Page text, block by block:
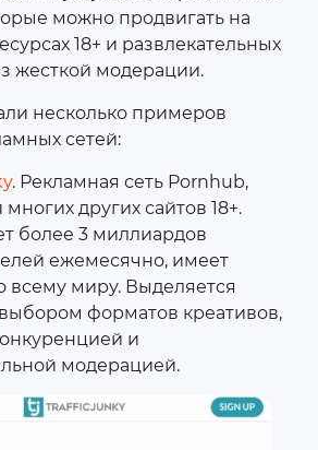
можно продвигать на
18+ и развлекательных
жесткой модерации.
несколько примеров
сетей:
. Рекламная сеть Pornhub,
других сайтов 18+.
более 3 миллиардов
ежемесячно, имеет
всему миру. Выделяется
форматов креативов,
и
модерацией.